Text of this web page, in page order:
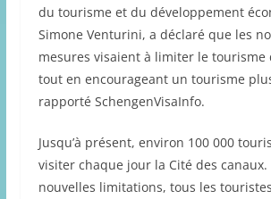
du tourisme et du développement
Simone Venturini, a déclaré que les
mesures visaient à limiter le tourisme
tout en encourageant un tourisme
rapporté SchengenVisaInfo.
Jusqu’à présent, environ 100 000
visiter chaque jour la Cité des canaux.
nouvelles limitations, tous les